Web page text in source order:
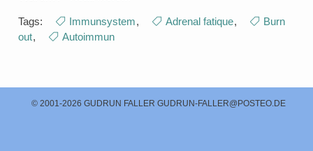
Tags: Immunsystem, Adrenal fatique,
Burn
out, Autoimmun
© 2001-2026 GUDRUN FALLER GUDRUN-FALLER@POSTEO.DE